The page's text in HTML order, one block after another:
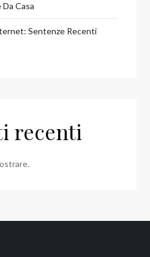
Casa
Sentenze Recenti
recenti